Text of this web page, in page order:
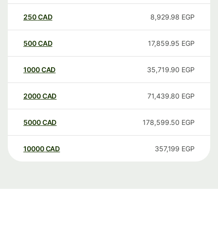
250CAD 8,929.98 EGP
500CAD 17,859.95 EGP
1000CAD 35,719.90 EGP
2000CAD 71,439.80 EGP
5000CAD 178,599.50 EGP
10000 CAD 357,199 EGP